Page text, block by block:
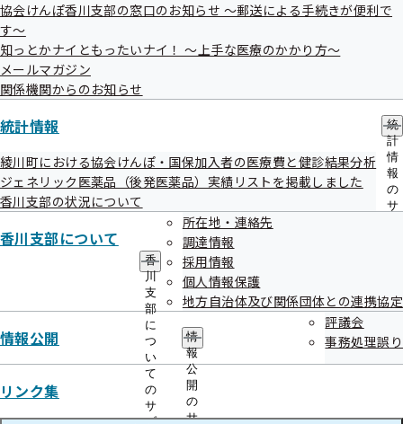
協会けんぽ香川支部の窓口のお知らせ ～郵送による手続きが便利で
す～
知っとかナイともったいナイ！ ～上手な医療のかかり方～
メールマガジン
関係機関からのお知らせ
統計情報
統
計
情
報
の
サ
綾川町における協会けんぽ・国保加入者の医療費と健診結果分析
ジェネリック医薬品（後発医薬品）実績リストを掲載しました
香川支部の状況について
香川支部について
香
川
支
部
に
つ
い
て
の
サ
所在地・連絡先
調達情報
採用情報
個人情報保護
地方自治体及び関係団体との連携協定
情報公開
情
報
公
開
の
サ
評議会
事務処理誤り
リンク集
関連情報
第83回香川支部評議会
令和07年07月23日開催
資料